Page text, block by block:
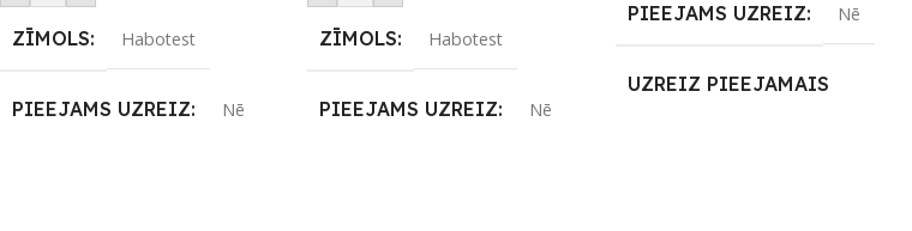
ZĪMOLS Habotest
PIEEJAMS UZREIZ Nē
ZĪMOLS Habotest
PIEEJAMS UZREIZ Nē
PIEEJAMS UZREIZ Nē
UZREIZ PIEEJAMAIS